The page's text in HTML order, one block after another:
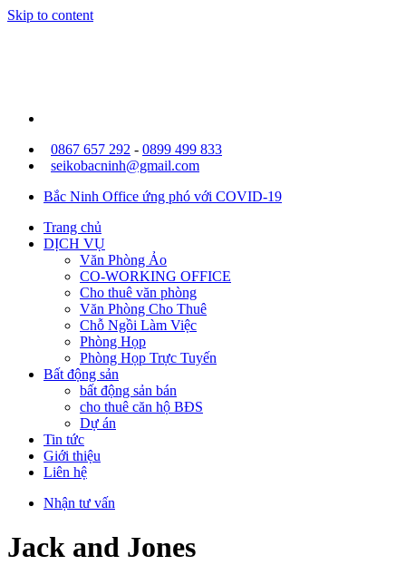
Skip to content
0867 657 292 - 0899 499 833
seikobacninh@gmail.com
Bắc Ninh Office ứng phó với COVID-19
Trang chủ
DỊCH VỤ
Văn Phòng Ảo
CO-WORKING OFFICE
Cho thuê văn phòng
Văn Phòng Cho Thuê
Chỗ Ngồi Làm Việc
Phòng Họp
Phòng Họp Trực Tuyến
Bất động sản
bất động sản bán
cho thuê căn hộ BĐS
Dự án
Tin tức
Giới thiệu
Liên hệ
Nhận tư vấn
Jack and Jones